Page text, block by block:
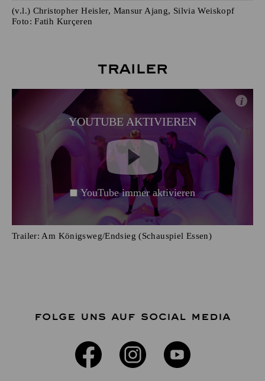
(v.l.) Christopher Heisler, Mansur Ajang, Silvia Weiskopf
Foto: Fatih Kurçeren
Trailer
YOUTUBE AKTIVIEREN
i
YouTube immer aktivieren
Trailer: Am Königsweg/Endsieg (Schauspiel Essen)
FOLGE UNS AUF SOCIAL MEDIA